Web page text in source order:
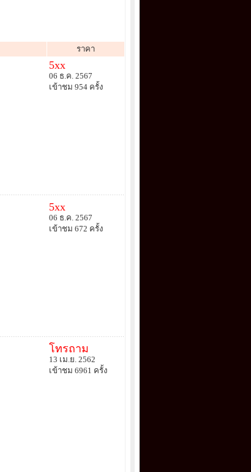
ราคา
5xx
06 ธ.ค. 2567
เข้าชม 954 ครั้ง
5xx
06 ธ.ค. 2567
เข้าชม 672 ครั้ง
โทรถาม
13 เม.ย. 2562
เข้าชม 6961 ครั้ง